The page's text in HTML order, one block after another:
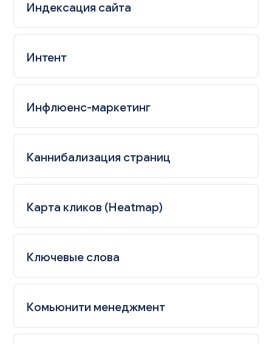
Индексация сайта
Интент
Инфлюенс-маркетинг
Каннибализация страниц
Карта кликов (Heatmap)
Ключевые слова
Комьюнити менеджмент